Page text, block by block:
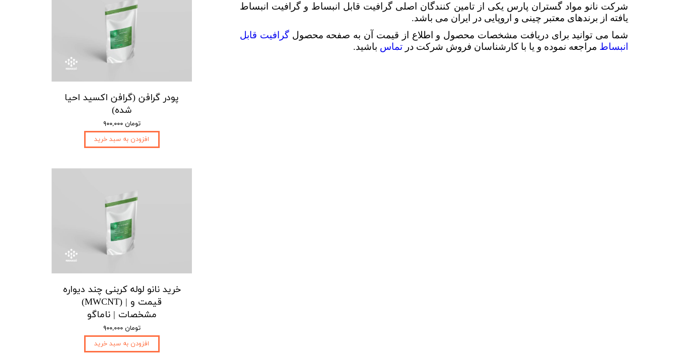
شرکت نانو مواد گستران پارس یکی از تامین کنندگان اصلی گرافیت قابل انبساط و گرافیت انبساط
یافته از برندهای معتبر چینی و اروپایی در ایران می باشد.
شما می توانید برای دریافت مشخصات محصول و اطلاع از قیمت آن به صفحه محصولگرافیت قابل
انبساط مراجعه نموده و یا با کارشناسان فروش شرکت در تماس باشید.
پودر گرافن (گرافن اکسید احیا
شده)
۹۰۰,۰۰۰ تومان
افزودن به سبد خرید
خرید نانو لوله کربنی چند دیواره
(MWCNT) | قیمت و
مشخصات | ناماگو
۹۰۰,۰۰۰ تومان
افزودن به سبد خرید